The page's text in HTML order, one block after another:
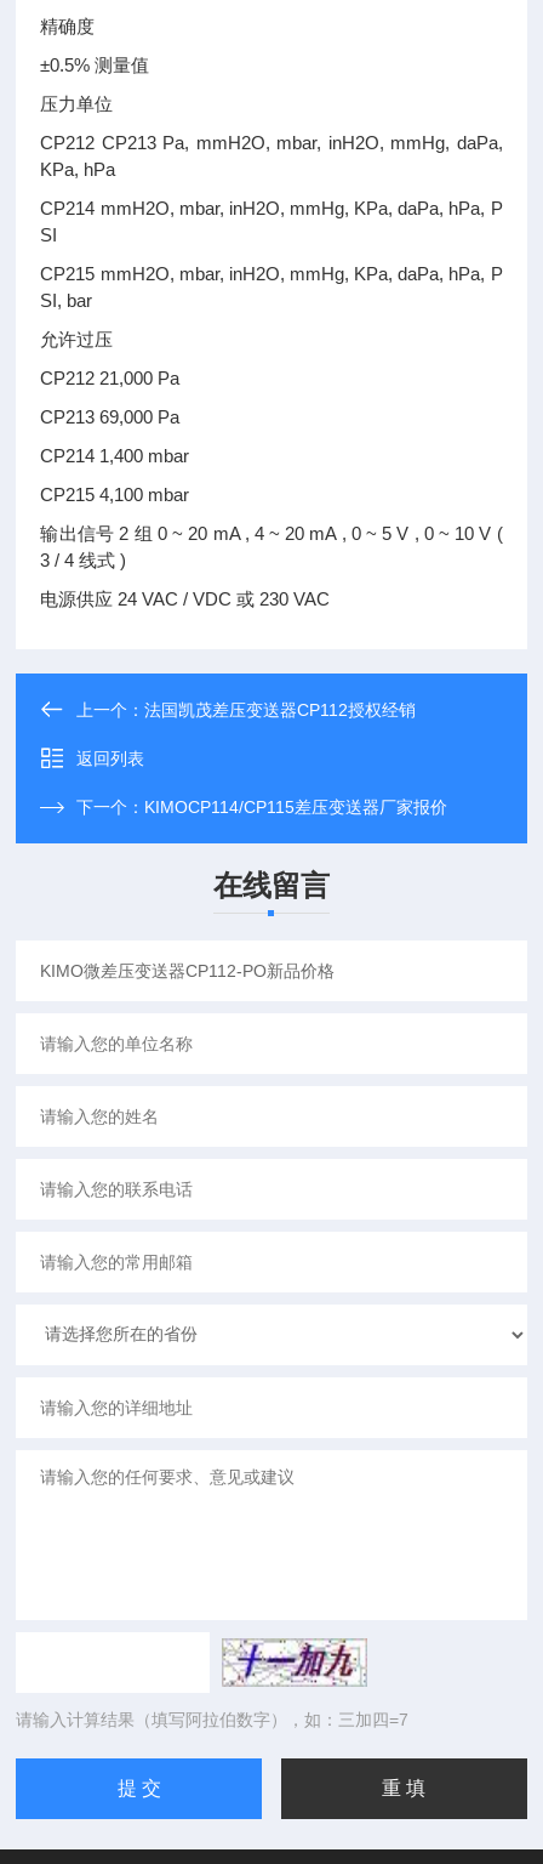
精确度
±0.5% 测量值
压力单位
CP212 CP213 Pa, mmH2O, mbar, inH2O, mmHg, daPa,
KPa, hPa
CP214 mmH2O, mbar, inH2O, mmHg, KPa, daPa, hPa, P
SI
CP215 mmH2O, mbar, inH2O, mmHg, KPa, daPa, hPa, P
SI, bar
允许过压
CP212 21,000 Pa
CP213 69,000 Pa
CP214 1,400 mbar
CP215 4,100 mbar
输出信号 2 组 0 ~ 20 mA , 4 ~ 20 mA , 0 ~ 5 V , 0 ~ 10 V (
3 / 4 线式 )
电源供应 24 VAC / VDC 或 230 VAC
上一个：法国凯茂差压变送器CP112授权经销
返回列表
下一个： KIMOCP114/CP115差压变送器厂家报价
在线留言
请输入计算结果（填写阿拉伯数字），如：三加四=7